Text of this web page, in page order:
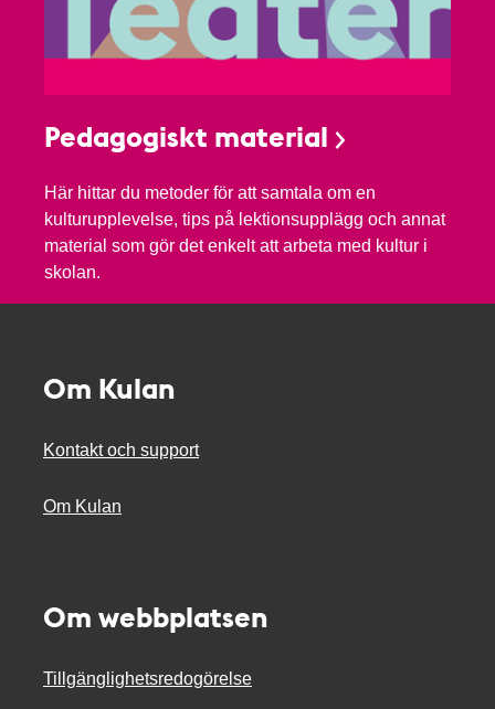
Pedagogiskt material
Här hittar du metoder för att samtala om en
kulturupplevelse, tips på lektionsupplägg och annat
material som gör det enkelt att arbeta med kultur i
skolan.
Om Kulan
Kontakt och support
Om Kulan
Om webbplatsen
Tillgänglighetsredogörelse